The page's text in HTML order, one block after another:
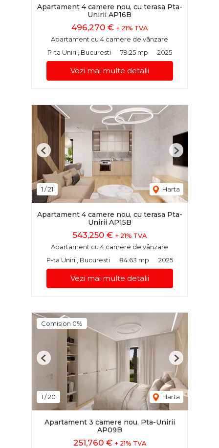
Apartament 4 camere nou, cu terasa Pta-
Unirii AP16B
496,270 € + 21% TVA
Apartament cu 4 camere de vânzare
P-ta Unirii, Bucuresti
79.25 mp 2025
Vezi mai multe detalii
1 /21 Harta
Previous Next
Apartament 4 camere nou, cu terasa Pta-
Unirii AP15B
543,250 € + 21% TVA
Apartament cu 4 camere de vânzare
P-ta Unirii, Bucuresti
84.63 mp 2025
Vezi mai multe detalii
Comision 0%
1 /20 Harta
Previous Next
Apartament 3 camere nou, Pta-Unirii
AP09B
251,760 € + 21% TVA